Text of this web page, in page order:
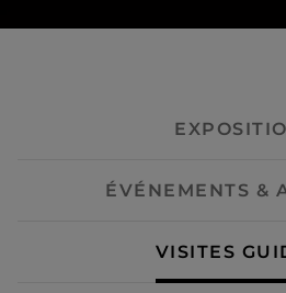
ÉVÉNEMENTS &
VISITES